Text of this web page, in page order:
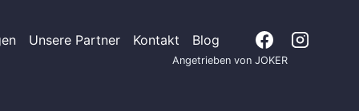
Unsere Partner Kontakt Blog
Angetrieben von JOKER